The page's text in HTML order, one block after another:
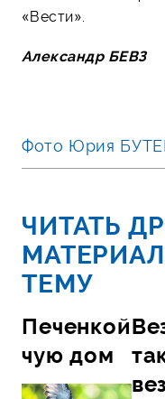
«Вести».
Александр БЕВЗ
Фото Юрия
ЧИТАТЬ
ТЕМУ
Печенкой
чую дом